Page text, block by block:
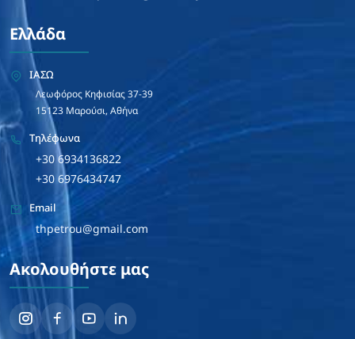
Ελλάδα
ΙΑΣΩ
Λεωφόρος Κηφισίας 37-39
15123 Μαρούσι, Αθήνα
Τηλέφωνα
+30 6934136822
+30 6976434747
Email
thpetrou@gmail.com
Ακολουθήστε μας